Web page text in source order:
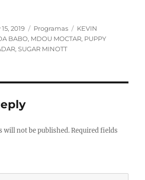
2019 Categories
Programas Tags
KEVIN
BABO, MDOU MOCTAR, PUPPY
,SUGAR MINOTT
will not be published. Required fields